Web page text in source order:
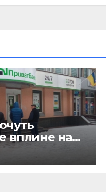
вплине на
пенсій